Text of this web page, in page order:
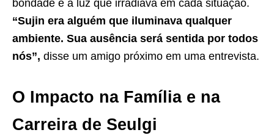
bondade e a luz que irradiava em cada situação.
“Sujin era alguém que iluminava qualquer
ambiente. Sua ausência será sentida por todos
nós”, disse um amigo próximo em uma entrevista.
O Impacto na Família e na
Carreira de Seulgi